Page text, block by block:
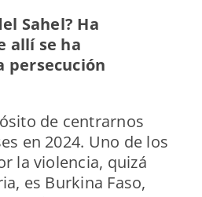
Sahel? Ha
allí se ha
persecución
de centrarnos
en 2024. Uno de los
la violencia, quizá
es Burkina Faso,